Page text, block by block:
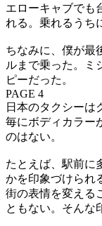
エローキャブでも
れる。乗れるうち
ちなみに、僕が最
ルまで乗った。ミ
ピーだった。
PAGE 4
日本のタクシーは
毎にボディカラー
のはない。
たとえば、駅前に
かを印象づけられ
街の表情を変える
ともない。そんな